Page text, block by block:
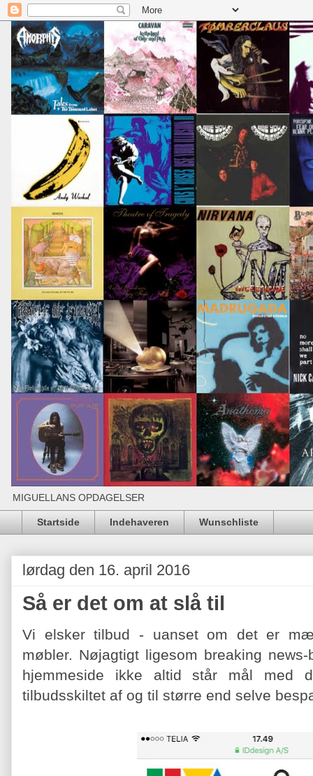
MIGUELLANS OPDAGELSER
Startside Indehaveren Wunschliste
lørdag den 16. april 2016
Så er det om at slå til
Vi elsker tilbud - uanset om det er
møbler. Nøjagtigt ligesom breaking
hjemmeside ikke altid står mål med
tilbudsskiltet af og til større end selve